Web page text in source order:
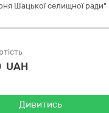
Шацької селищної ради"
UAH
Дивитись